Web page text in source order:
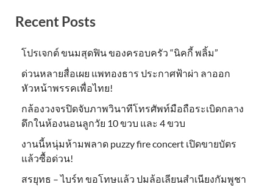
Recent Posts
โปรเจกต์ ขนมสุดฟิน ของครอบครัว “นิคกี้ พลิ้ม”
ด่วนหลายสื่อเผย แพทองธาร ประกาศฟ้าผ่า ลาออก
หัวหน้าพรรคเพื่อไทย!
กล้องวงจรปิดจับภาพวินาทีโทรศัพท์มือถือระเบิดกลาง
ดึกในห้องนอนลูกวัย 10 ขวบ และ 4 ขวบ
งานนี้หนุ่มห้ามพลาด puzzy fire concert เปิดขายบัตร
แล้วซื้อด่วน!
สรยุทธ – ไบร์ท ขอโทษแล้ว ปมล้อเลียนสำเนียงกัมพูชา